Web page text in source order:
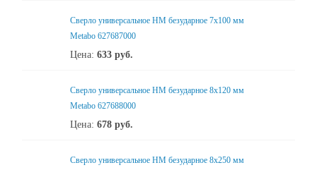
Сверло универсальное НМ безударное 7x100 мм
Metabo 627687000
Цена: 633 руб.
Сверло универсальное НМ безударное 8x120 мм
Metabo 627688000
Цена: 678 руб.
Сверло универсальное НМ безударное 8x250 мм